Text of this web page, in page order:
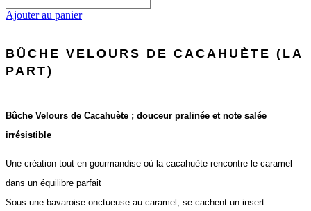
Bûche
la
part)
Ajouter au panier
BÛCHE VELOURS DE CACAHUÈTE (LA
PART)
Bûche Velours de Cacahuète ; douceur pralinée et note salée
irrésistible
Une création tout en gourmandise où la cacahuète rencontre le caramel
dans un équilibre parfait
Sous une bavaroise onctueuse au caramel, se cachent un insert